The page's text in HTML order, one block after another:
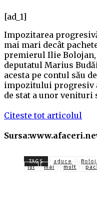
[ad_1]
Impozitarea
mai mari decât
premierul Ilie
deputatul Marius
acesta pe contul său
impozitului progresiv
de stat a unor
Citeste tot articolul
TAGS aduce
lui
mai mult